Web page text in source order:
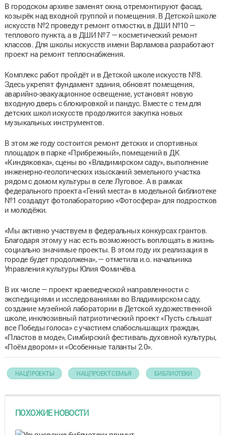
В городском архиве заменят окна, отремонтируют фасад,
козырёк над входной группой и помещения. В Детской школе
искусств №2 проведут ремонт отмостки, в ДШИ №10 —
теплового пункта, а в ДШИ №7 — косметический ремонт
классов. Для школы искусств имени Варламова разработают
проект на ремонт теплоснабжения.
Комплекс работ пройдёт и в Детской школе искусств №8.
Здесь укрепят фундамент здания, обновят помещения,
аварийно-эвакуационное освещение, установят новую
входную дверь с блокировкой и пандус. Вместе с тем для
детских школ искусств продолжится закупка новых
музыкальных инструментов.
В этом же году состоится ремонт детских и спортивных
площадок в парке «Прибрежный», помещений в ДК
«Киндяковка», сцены во «Владимирском саду», выполнение
инженерно-геологических изысканий земельного участка
рядом с домом культуры в селе Луговое. А в рамках
федерального проекта «Гений места» в модельной библиотеке
№1 создадут фотолабораторию «Фотосфера» для подростков
и молодёжи.
«Мы активно участвуем в федеральных конкурсах грантов.
Благодаря этому у нас есть возможность воплощать в жизнь
социально значимые проекты. В этом году их реализация в
городе будет продолжена», — отметила и.о. начальника
Управления культуры Юлия Фомичёва.
В их числе — проект краеведческой направленности с
экспедициями и исследованиями во Владимирском саду,
создание музейной лаборатории в Детской художественной
школе, инклюзивный патриотический проект «Пусть слышат
все Победы голоса» с участием слабослышащих граждан,
«Пластов в моде», Симбирский фестиваль духовной культуры,
«Поём двором» и «Особенные таланты 2.0».
НАЦПРОЕКТЫ НАЦПРОЕКТ СЕМЬЯ БИБЛИОТЕКИ
ПОХОЖИЕ НОВОСТИ